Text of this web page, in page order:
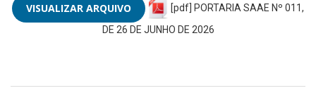
VISUALIZAR ARQUIVO
[pdf] PORTARIA SAAE Nº 011,
DE 26 DE JUNHO DE 2026